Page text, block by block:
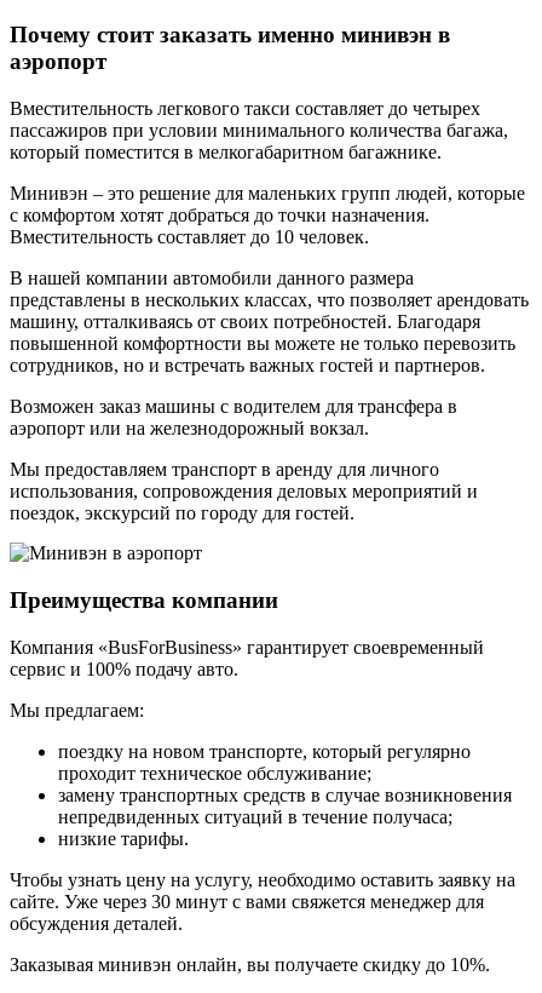
Почему стоит заказать именно минивэн в
аэропорт
Вместительность легкового такси составляет до четырех
пассажиров при условии минимального количества багажа,
который поместится в мелкогабаритном багажнике.
Минивэн – это решение для маленьких групп людей, которые
с комфортом хотят добраться до точки назначения.
Вместительность составляет до 10 человек.
В нашей компании автомобили данного размера
представлены в нескольких классах, что позволяет арендовать
машину, отталкиваясь от своих потребностей. Благодаря
повышенной комфортности вы можете не только перевозить
сотрудников, но и встречать важных гостей и партнеров.
Возможен заказ машины с водителем для трансфера в
аэропорт или на железнодорожный вокзал.
Мы предоставляем транспорт в аренду для личного
использования, сопровождения деловых мероприятий и
поездок, экскурсий по городу для гостей.
Преимущества компании
Компания «BusForBusiness» гарантирует своевременный
сервис и 100% подачу авто.
Мы предлагаем:
поездку на новом транспорте, который регулярно
проходит техническое обслуживание;
замену транспортных средств в случае возникновения
непредвиденных ситуаций в течение получаса;
низкие тарифы.
Чтобы узнать цену на услугу, необходимо оставить заявку на
сайте. Уже через 30 минут с вами свяжется менеджер для
обсуждения деталей.
Заказывая минивэн онлайн, вы получаете скидку до 10%.